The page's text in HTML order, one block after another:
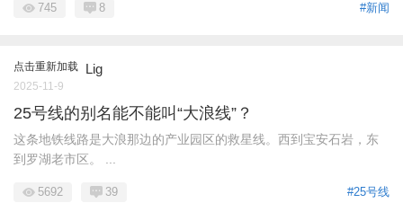
#新闻
745 8
点击重新加载 Lig
2025-11-9
25号线的别名能不能叫“大浪线”？
这条地铁线路是大浪那边的产业园区的救星线。西到宝安石岩，东
到罗湖老市区。 ...
#25号线
5692 39